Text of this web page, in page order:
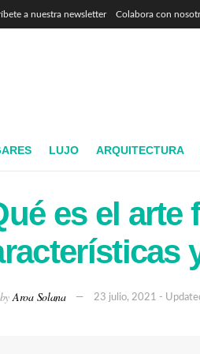
a nuestra newsletter Colabora con
LUJO ARQUITECTURA
es el arte
by Aroa Solana 23 julio, 2021 -